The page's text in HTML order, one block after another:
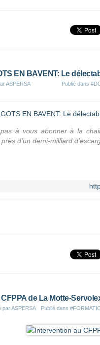
EN BAVENT: Le
ASPERSA Publié dans
pas à vous abonner à la
d'un demi-milliard
de La Motte-
par ASPERSA Publié dans